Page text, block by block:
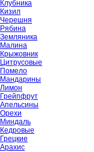
Клубника
Кизил
Черешня
Рябина
Земляника
Малина
Крыжовник
Цитрусовые
Помело
Мандарины
Лимон
Грейпфрут
Апельсины
Орехи
Миндаль
Кедровые
Грецкие
Арахис